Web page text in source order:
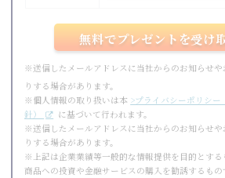
※送信したメールアドレスに当社からのお知らせや
りする場合があります。
※個人情報の取り扱いは本 >プライバシーポリシー
針）
に基づいて行われます。
※送信したメールアドレスに当社からのお知らせや
りする場合があります。
※上記は企業業績等一般的な情報提供を目的とする
商品への投資や金融サービスの購入を勧誘するもの